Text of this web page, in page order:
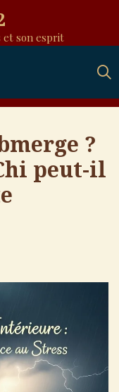
et son esprit
?
peut-il